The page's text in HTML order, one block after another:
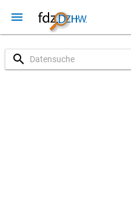
menu
search